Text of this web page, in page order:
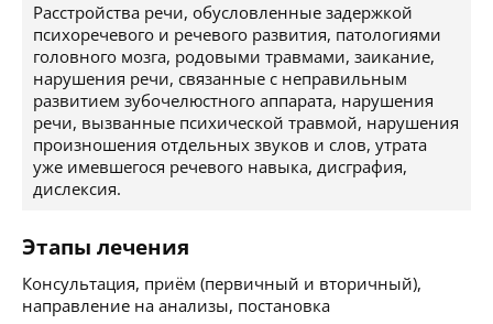
Расстройства речи, обусловленные задержкой
психоречевого и речевого развития, патологиями
головного мозга, родовыми травмами, заикание,
нарушения речи, связанные с неправильным
развитием зубочелюстного аппарата, нарушения
речи, вызванные психической травмой, нарушения
произношения отдельных звуков и слов, утрата
уже имевшегося речевого навыка, дисграфия,
дислексия.
Этапы лечения
Консультация, приём (первичный и вторичный),
направление на анализы, постановка